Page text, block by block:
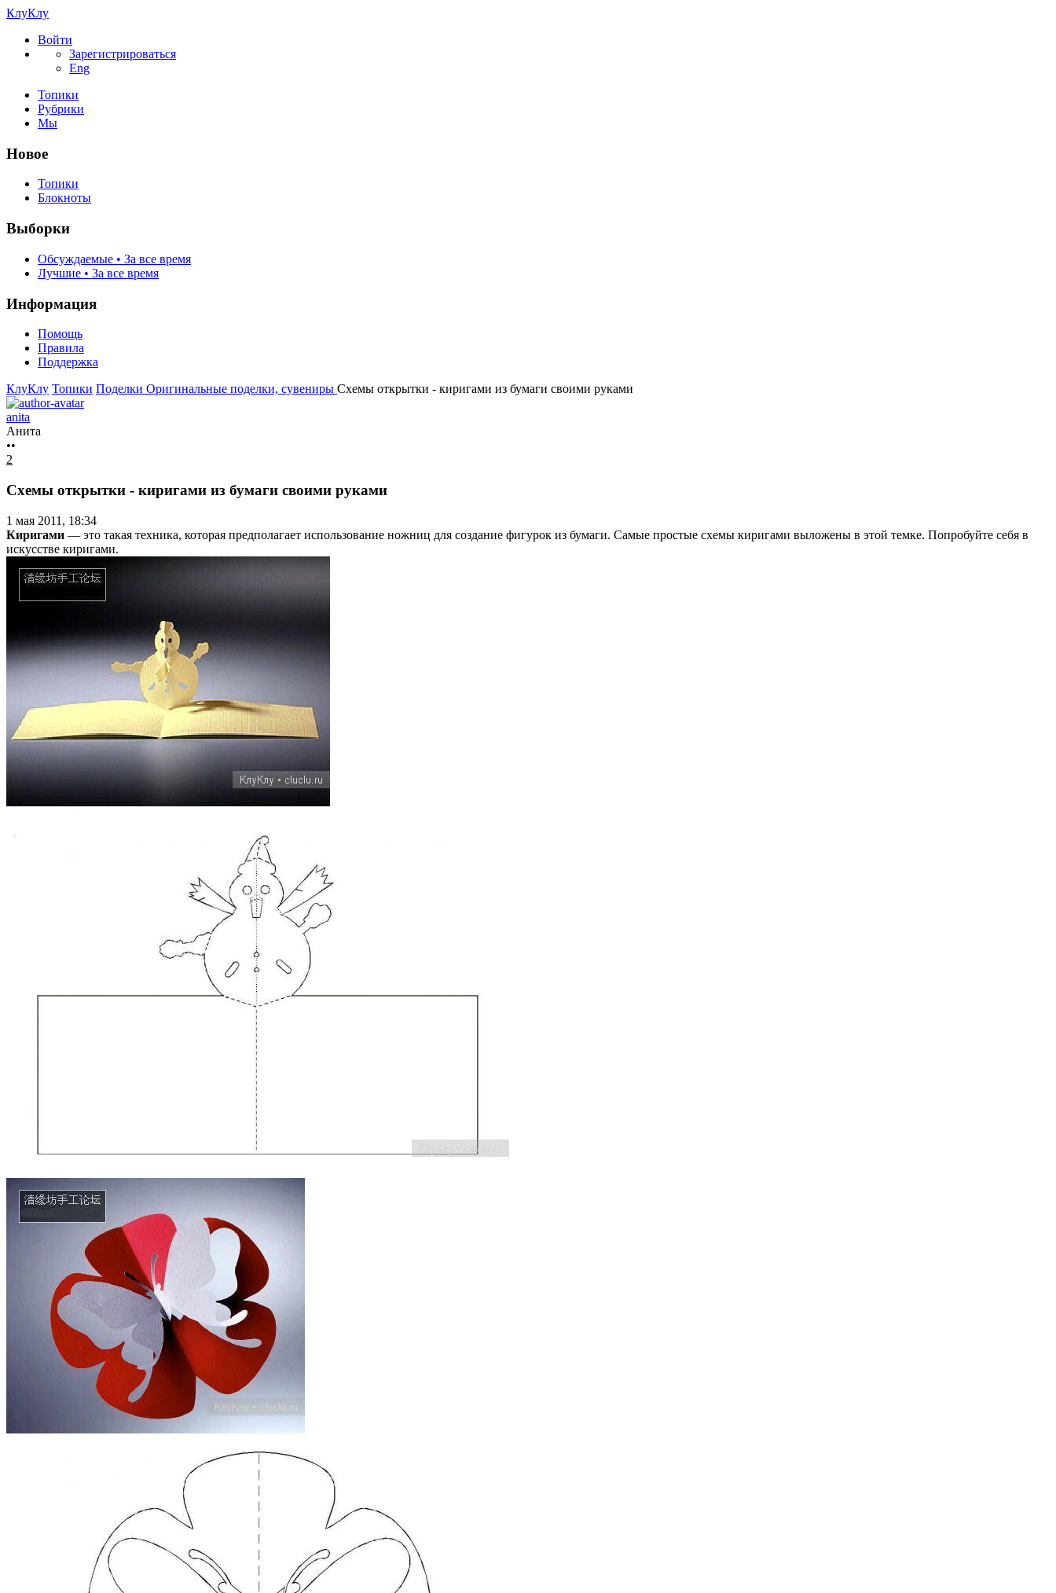
КлуКлу
Войти
Зарегистрироваться
Eng
Топики
Рубрики
Мы
Новое
Топики
Блокноты
Выборки
Обсуждаемые • За все время
Лучшие • За все время
Информация
Помощь
Правила
Поддержка
КлуКлу Топики Поделки Оригинальные поделки, сувениры Схемы открытки - киригами из бумаги своими руками
anita
Анита
••
2
Схемы открытки - киригами из бумаги своими руками
1 мая 2011, 18:34
Киригами — это такая техника, которая предполагает использование ножниц для создание фигурок из бумаги. Самые простые схемы киригами выложены в этой темке. Попробуйте себя в
искусстве киригами.